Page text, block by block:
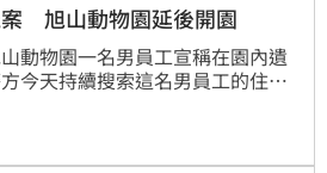
案 旭山動物園延後開園
動物園一名男員工宣稱在園內遺
今天持續搜索這名男員工的住